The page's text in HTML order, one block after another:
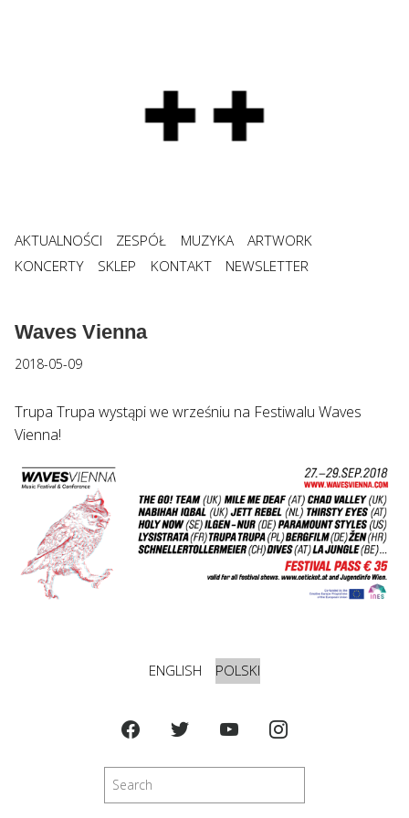
AKTUALNOŚCI ZESPÓŁ MUZYKA
ARTWORK
KONCERTY
SKLEP KONTAKT NEWSLETTER
Waves Vienna
2018-05-09
Trupa Trupa wystąpi we wrześniu na Festiwalu Waves
Vienna!
ENGLISH POLSKI